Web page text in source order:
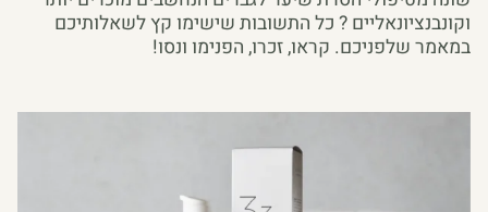
וקונבנציונאליים ? כל התשובות שישימו קץ לשאלותיכם
במאמר שלפניכם. קראו, זכרו, הפנימו ונסו!